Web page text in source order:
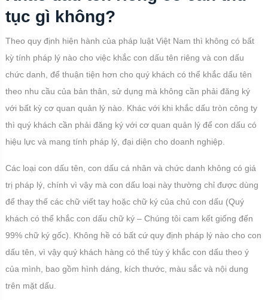
tục gì không?
Theo quy định hiện hành của pháp luật Việt Nam thì không có bất
kỳ tính pháp lý nào cho việc khắc con dấu tên riêng và con dấu
chức danh, để thuận tiện hơn cho quý khách có thể khắc dấu tên
theo nhu cầu của bản thân, sử dụng mà không cần phải đăng ký
với bất kỳ cơ quan quản lý nào. Khác với khi khắc dấu tròn công ty
thì quý khách cần phải đăng ký với cơ quan quản lý để con dấu có
hiệu lực và mang tính pháp lý, đại diện cho doanh nghiệp.
Các loại con dấu tên, con dấu cá nhân và chức danh không có giá
trị pháp lý, chính vì vậy mà con dấu loại này thường chỉ được dùng
để thay thế các chữ viết tay hoặc chữ ký của chủ con dấu (Quý
khách có thể khắc con dấu chữ ký – Chúng tôi cam kết giống đến
99% chữ ký gốc). Không hề có bất cứ quy định pháp lý nào cho con
dấu tên, vì vậy quý khách hàng có thể tùy ý khắc con dấu theo ý
của mình, bao gồm hình dáng, kích thước, màu sắc và nội dung
trên mặt dấu.